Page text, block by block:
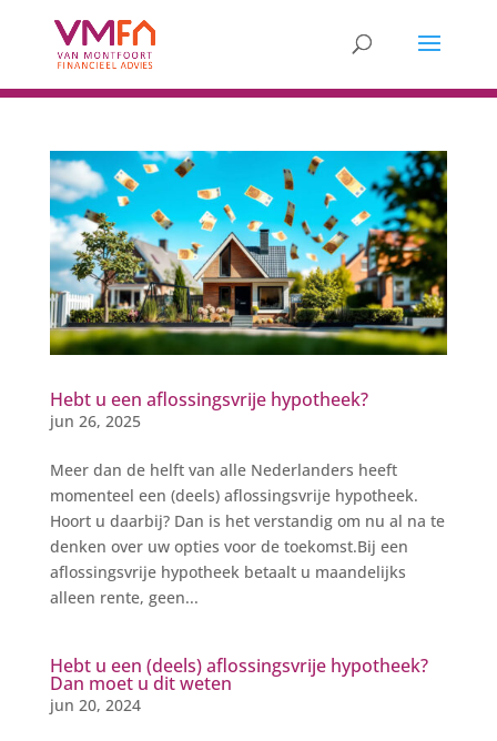
Hebt u een aflossingsvrije hypotheek?
jun 26, 2025
Meer dan de helft van alle Nederlanders heeft
momenteel een (deels) aflossingsvrije hypotheek.
Hoort u daarbij? Dan is het verstandig om nu al na te
denken over uw opties voor de toekomst.Bij een
aflossingsvrije hypotheek betaalt u maandelijks
alleen rente, geen...
Hebt u een (deels) aflossingsvrije hypotheek?
Dan moet u dit weten
jun 20, 2024